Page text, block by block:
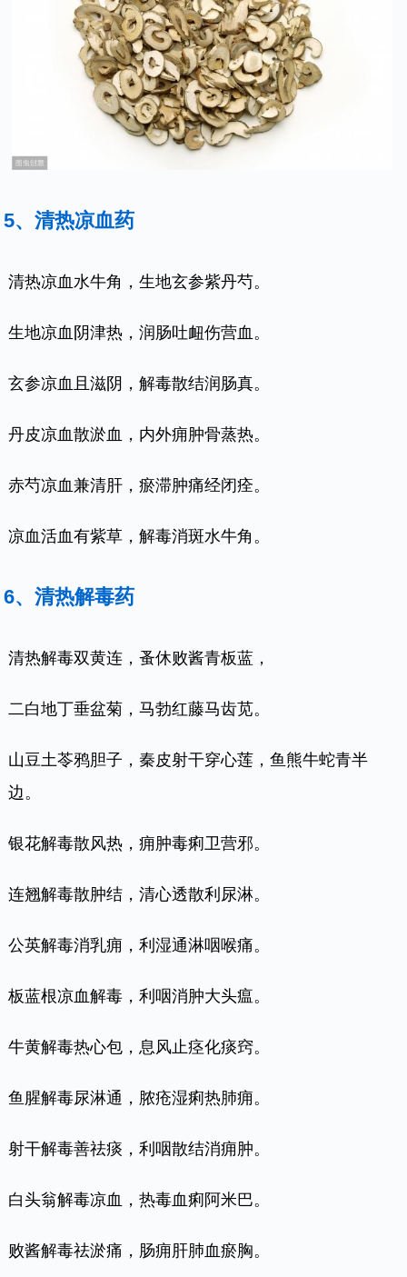
5、清热凉血药
清热凉血水牛角，生地玄参紫丹芍。
生地凉血阴津热，润肠吐衄伤营血。
玄参凉血且滋阴，解毒散结润肠真。
丹皮凉血散淤血，内外痈肿骨蒸热。
赤芍凉血兼清肝，瘀滞肿痛经闭痊。
凉血活血有紫草，解毒消斑水牛角。
6、清热解毒药
清热解毒双黄连，蚤休败酱青板蓝，
二白地丁垂盆菊，马勃红藤马齿苋。
山豆土苓鸦胆子，秦皮射干穿心莲，鱼熊牛蛇青半
边。
银花解毒散风热，痈肿毒痢卫营邪。
连翘解毒散肿结，清心透散利尿淋。
公英解毒消乳痈，利湿通淋咽喉痛。
板蓝根凉血解毒，利咽消肿大头瘟。
牛黄解毒热心包，息风止痉化痰窍。
鱼腥解毒尿淋通，脓疮湿痢热肺痈。
射干解毒善祛痰，利咽散结消痈肿。
白头翁解毒凉血，热毒血痢阿米巴。
败酱解毒祛淤痛，肠痈肝肺血瘀胸。